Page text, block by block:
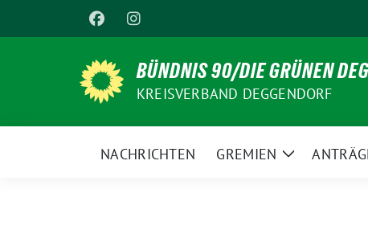
zum
BÜNDNIS 90/DIE GRÜNEN
KREISVERBAND DEGGENDORF
NACHRICHTEN GREMIEN
Zeige